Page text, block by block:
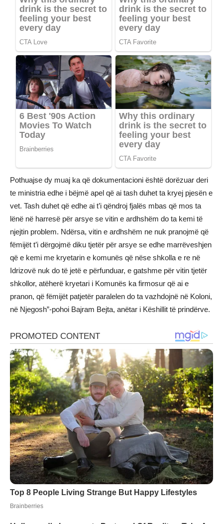
Pothuajse dy muaj ka që dokumentacioni është dorëzuar deri
te ministria edhe i bëjmë apel që ai tash duhet ta kryej pjesën e
vet. Tash duhet që edhe ai t’i qëndroj fjalës mbas që mos ta
lënë në harresë për arsye se vitin e ardhshëm do ta kemi të
njejtin problem. Ndërsa, vitin e ardhshëm ne nuk pranojmë që
fëmijët t’i dërgojmë diku tjetër për arsye se edhe marrëveshjen
që e kemi me kryetarin e komunës që nëse shkolla e re në
Idrizovë nuk do të jetë e përfunduar, e gatshme për vitin tjetër
shkollor, atëherë kryetari i Komunës ka firmosur që ai e
pranon, që fëmijët patjetër paralelen do ta vazhdojnë në Koloni,
në Njegosh”-pohoi Bajram Bejta, anëtar i Këshillit të prindërve.